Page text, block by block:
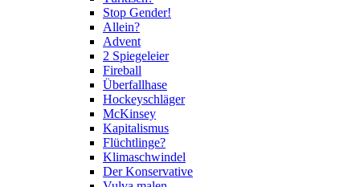
Stop Gender!
Allein?
Advent
2 Spiegeleier
Fireball
Überfallhase
Hockeyschläger
McKinsey
Kapitalismus
Flüchtlinge?
Klimaschwindel
Der Konservative